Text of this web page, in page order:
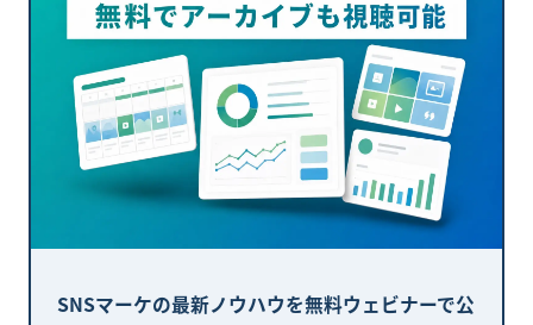
SNSマーケの最新ノウハウを無料ウェビナーで公